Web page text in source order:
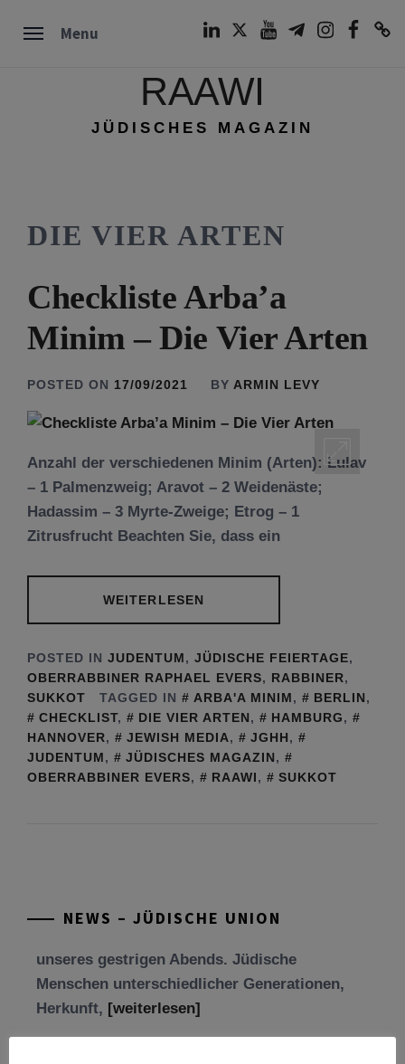
Menu
RAAWI
JÜDISCHES MAGAZIN
DIE VIER ARTEN
Checkliste Arba’a
Minim – Die Vier Arten
POSTED ON 17/09/2021 BY ARMIN LEVY
Anzahl der verschiedenen Minim (Arten): Lulav
– 1 Palmenzweig; Aravot – 2 Weidenäste;
Hadassim – 3 Myrte-Zweige; Etrog – 1
Zitrusfrucht Beachten Sie, dass ein
WEITERLESEN
POSTED IN JUDENTUM, JÜDISCHE FEIERTAGE,
OBERRABBINER RAPHAEL EVERS, RABBINER,
SUKKOT
TAGGED IN ARBA'A MINIM, BERLIN,
CHECKLIST, DIE VIER ARTEN, HAMBURG,
HANNOVER, JEWISH MEDIA, JGHH,
JUDENTUM, JÜDISCHES MAGAZIN,
OBERRABBINER EVERS, RAAWI, SUKKOT
NEWS – JÜDISCHE UNION
Menschen unterschiedlicher Generationen,
Tisch’a beAw 5786